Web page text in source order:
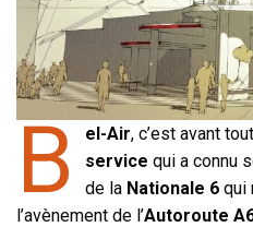
B el-Air, c’est avant
service qui a connu
de la Nationale 6 qui
l’avènement de l’Autoroute